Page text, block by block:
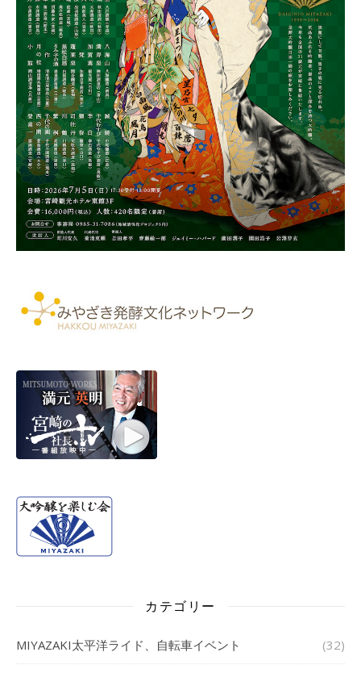
カテゴリー
MIYAZAKI太平洋ライド、自転車イベント (32)